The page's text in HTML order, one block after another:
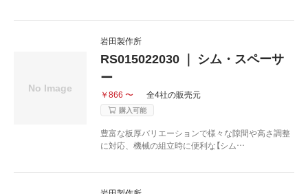
岩田製作所
RS015022030 ｜ シム・スペーサ
ー
￥866 〜 全4社の販売元
購入可能
豊富な板厚バリエーションで様々な隙間や高さ調整
に対応、機械の組立時に便利な【シム…